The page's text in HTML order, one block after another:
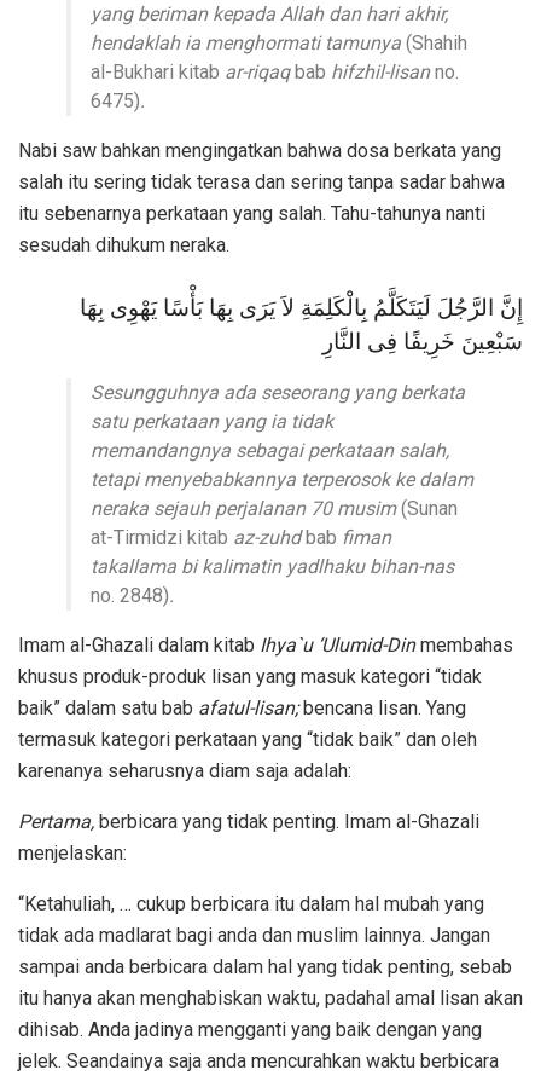
yang beriman kepada Allah dan hari akhir,
hendaklah ia menghormati tamunya (Shahih
al-Bukhari kitab ar-riqaqbab hifzhil-lisanno.
6475).
Nabi saw bahkan mengingatkan bahwa dosa berkata yang
salah itu sering tidak terasa dan sering tanpa sadar bahwa
itu sebenarnya perkataan yang salah. Tahu-tahunya nanti
sesudah dihukum neraka.
إِنَّ الرَّجُلَ لَيَتَكَلَّمُ بِالْكَلِمَةِ لاَ يَرَى بِهَا بَأْسًا يَهْوِى بِهَا
سَبْعِينَ خَرِيفًا فِى النَّارِ
Sesungguhnya ada seseorang yang berkata
satu perkataan yang ia tidak
memandangnya sebagai perkataan salah,
tetapi menyebabkannya terperosok ke dalam
neraka sejauh perjalanan 70 musim(Sunan
at-Tirmidzi kitab az-zuhd bab fiman
takallama bi kalimatin yadlhaku bihan-nas
no. 2848).
Imam al-Ghazali dalam kitab Ihya`u ‘Ulumid-Dinmembahas
khusus produk-produk lisan yang masuk kategori “tidak
baik” dalam satu bab afatul-lisan; bencana lisan. Yang
termasuk kategori perkataan yang “tidak baik” dan oleh
karenanya seharusnya diam saja adalah:
Pertama, berbicara yang tidak penting. Imam al-Ghazali
menjelaskan:
“Ketahuliah, … cukup berbicara itu dalam hal mubah yang
tidak ada madlarat bagi anda dan muslim lainnya. Jangan
sampai anda berbicara dalam hal yang tidak penting, sebab
itu hanya akan menghabiskan waktu, padahal amal lisan akan
dihisab. Anda jadinya mengganti yang baik dengan yang
jelek. Seandainya saja anda mencurahkan waktu berbicara